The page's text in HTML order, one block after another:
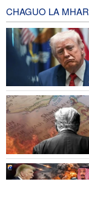
Mamia ya watu
ya wageni
Mwanzilishi
propaganda cha
Yemen
hiyo kukiuka anga
Wabunge Kenya:
kijeshi na Uingereza
CHAGUO LA